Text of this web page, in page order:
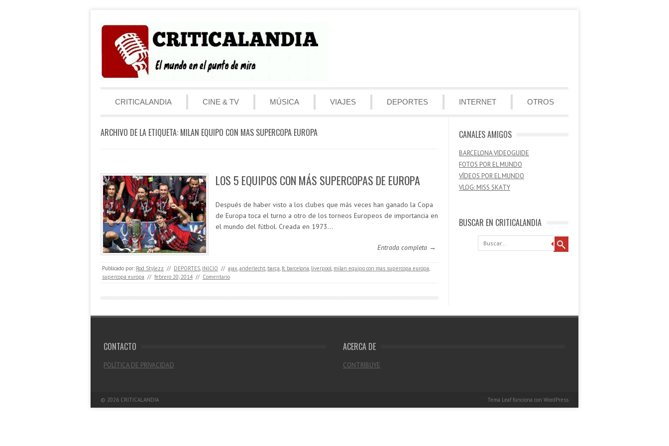
Menú
CRITICALANDIA
CINE & TV MÚSICA VIAJES DEPORTES INTERNET OTROS
ARCHIVO DE LA ETIQUETA: MILAN EQUIPO CON MAS SUPERCOPA EUROPA
LOS 5 EQUIPOS CON MÁS SUPERCOPAS DE EUROPA
Después de haber visto a los clubes que más veces han ganado la Copa
de Europa toca el turno a otro de los torneos Europeos de importancia en
el mundo del fútbol. Creada en 1973…
Entrada completa →
Publicado por: Rod Stylezz // DEPORTES, INICIO // ajax,anderlecht, barça,fc barcelona, liverpool, milan equipo con mas supercopa europa,
supercopa europa // febrero 20, 2014 // Comentario
CANALES AMIGOS
BARCELONA VIDEOGUIDE
FOTOS POR EL MUNDO
VÍDEOS POR EL MUNDO
VLOG: MISS SKATY
BUSCAR EN CRITICALANDIA
Buscar
CONTACTO
POLÍTICA DE PRIVACIDAD
ACERCA DE
CONTRIBUYE
© 2026 CRITICALANDIA Tema Leaffunciona con WordPress